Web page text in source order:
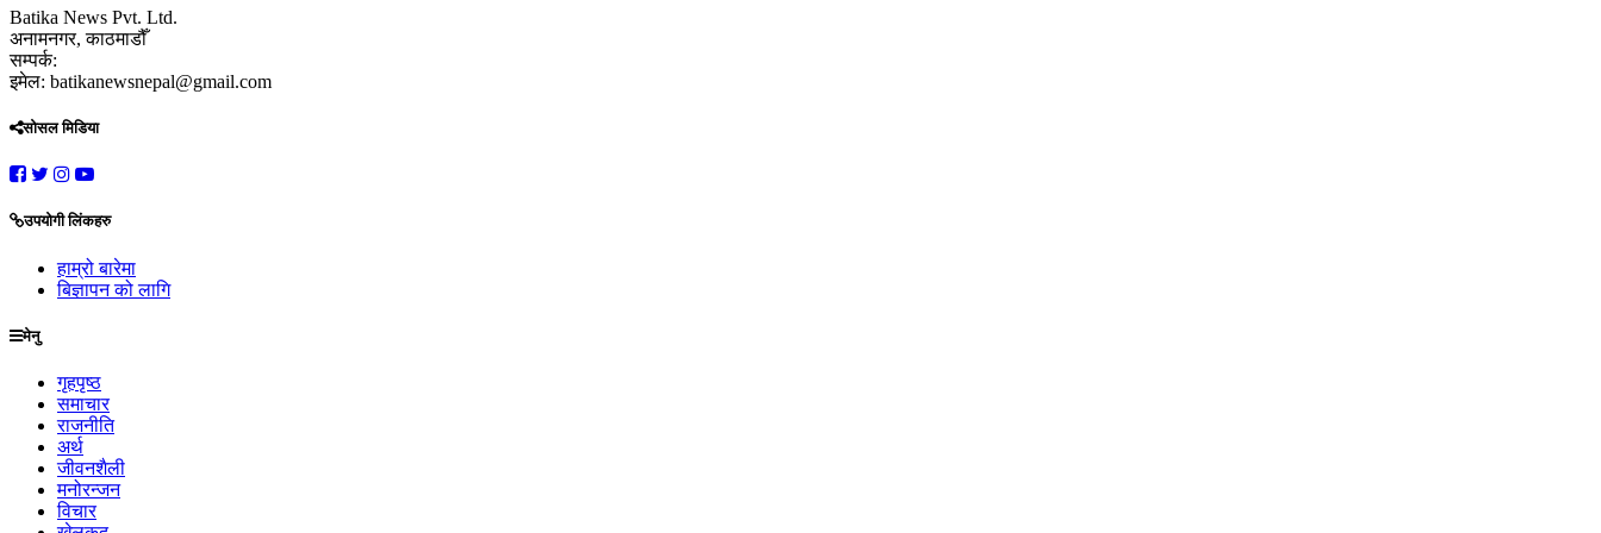
Batika News Pvt. Ltd.
अनामनगर, काठमाडौँ
सम्पर्क:
इमेल: batikanewsnepal@gmail.com
सोसल मिडिया
उपयोगी लिंकहरु
हाम्रो बारेमा
बिज्ञापन को लागि
मेनु
गृहपृष्ठ
समाचार
राजनीति
अर्थ
जीवनशैली
मनोरन्जन
विचार